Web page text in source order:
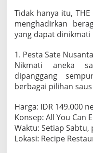
a
n
g
R
j
a
l
Tidak hanya itu,
menghadirkan
yang dapat
1. Pesta Sate
Nikmati aneka
dipanggang
berbagai pilihan
Harga: IDR 149.000
Konsep: All You Can
Waktu: Setiap Sabtu,
Lokasi: Recipe